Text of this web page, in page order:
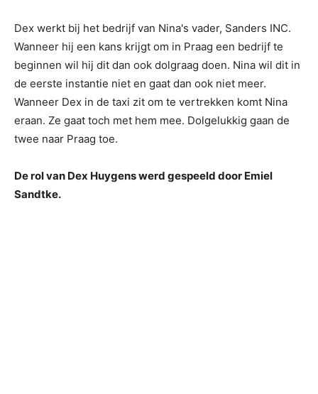
Dex werkt bij het bedrijf van Nina's vader, Sanders INC.
Wanneer hij een kans krijgt om in Praag een bedrijf te
beginnen wil hij dit dan ook dolgraag doen. Nina wil dit in
de eerste instantie niet en gaat dan ook niet meer.
Wanneer Dex in de taxi zit om te vertrekken komt Nina
eraan. Ze gaat toch met hem mee. Dolgelukkig gaan de
twee naar Praag toe.
De rol van Dex Huygens werd gespeeld door Emiel
Sandtke.